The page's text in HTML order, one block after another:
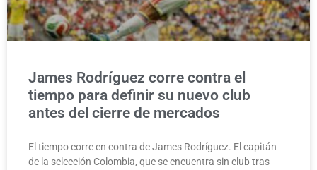
James Rodríguez corre contra el
tiempo para definir su nuevo club
antes del cierre de mercados
El tiempo corre en contra de James Rodríguez. El capitán
de la selección Colombia, que se encuentra sin club tras